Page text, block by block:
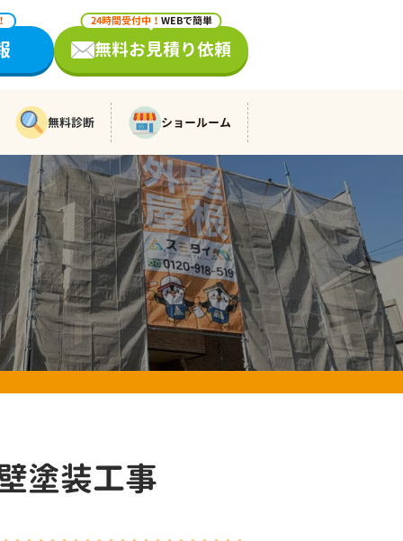
24時間受付中！ WEBで簡単
無料お見積り依頼
無料診断 ショールーム
塗装工事